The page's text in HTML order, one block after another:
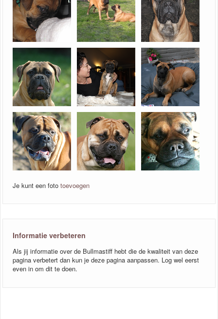
Je kunt een foto toevoegen
Informatie verbeteren
Als jij informatie over de Bullmastiff hebt die de kwaliteit van deze
pagina verbetert dan kun je deze pagina aanpassen. Log wel eerst
even in om dit te doen.